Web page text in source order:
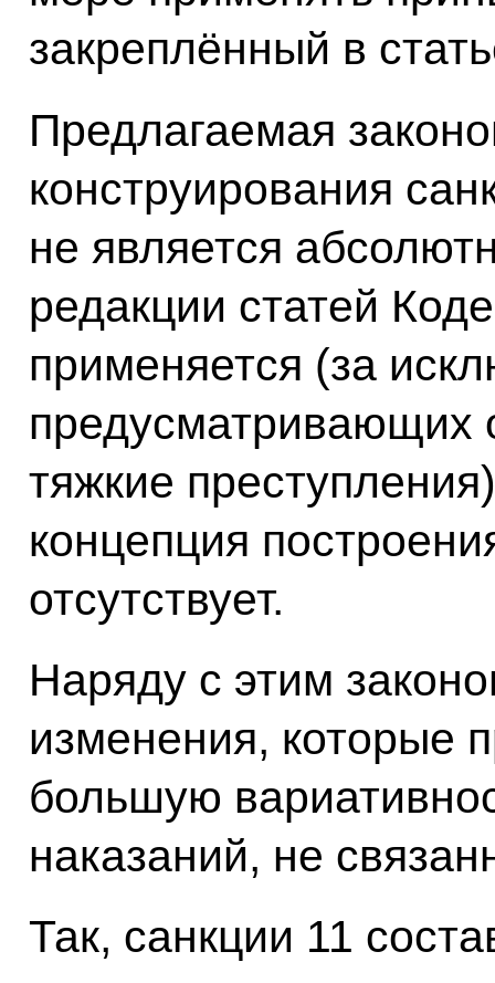
закреплённый в
Предлагаемая
конструирования
не является
редакции статей
применяется (за
предусматривающих
тяжкие
концепция
отсутствует.
Наряду с этим
изменения, которые
большую
наказаний, не
Так, санкции 11